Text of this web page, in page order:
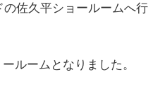
佐久平ショールームへ行
ルームとなりました。